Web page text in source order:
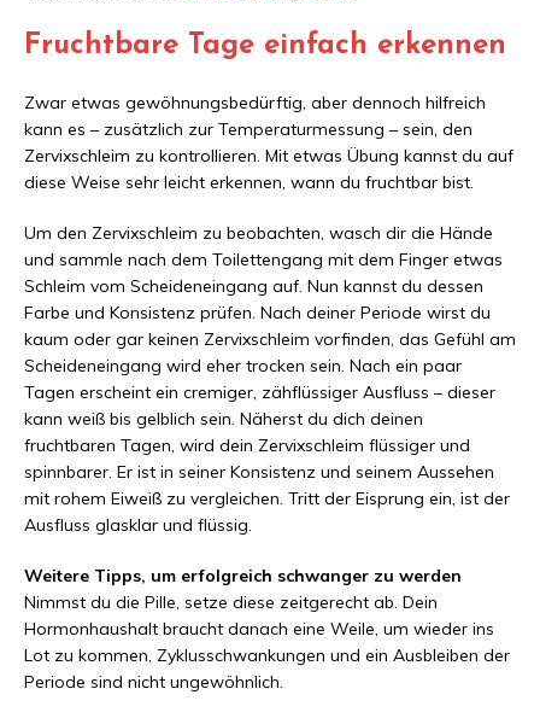
Fruchtbare Tage einfach erkennen
Zwar etwas gewöhnungsbedürftig, aber dennoch hilfreich
kann es – zusätzlich zur Temperaturmessung – sein, den
Zervixschleim zu kontrollieren. Mit etwas Übung kannst du auf
diese Weise sehr leicht erkennen, wann du fruchtbar bist.
Um den Zervixschleim zu beobachten, wasch dir die Hände
und sammle nach dem Toilettengang mit dem Finger etwas
Schleim vom Scheideneingang auf. Nun kannst du dessen
Farbe und Konsistenz prüfen. Nach deiner Periode wirst du
kaum oder gar keinen Zervixschleim vorfinden, das Gefühl am
Scheideneingang wird eher trocken sein. Nach ein paar
Tagen erscheint ein cremiger, zähflüssiger Ausfluss – dieser
kann weiß bis gelblich sein. Näherst du dich deinen
fruchtbaren Tagen, wird dein Zervixschleim flüssiger und
spinnbarer. Er ist in seiner Konsistenz und seinem Aussehen
mit rohem Eiweiß zu vergleichen. Tritt der Eisprung ein, ist der
Ausfluss glasklar und flüssig.
Weitere Tipps, um erfolgreich schwanger zu werden
Nimmst du die Pille, setze diese zeitgerecht ab. Dein
Hormonhaushalt braucht danach eine Weile, um wieder ins
Lot zu kommen, Zyklusschwankungen und ein Ausbleiben der
Periode sind nicht ungewöhnlich.